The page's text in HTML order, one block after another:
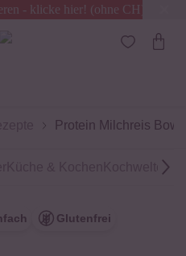
- klicke hier! (ohne CH)
Kostenloser Versand
Protein Milchreis Bowl
Kochwelten
Glutenfrei